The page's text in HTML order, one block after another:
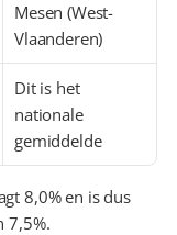
Mesen (West-
Vlaanderen)
Dit is het
nationale
gemiddelde
8,0% en is dus
7,5%.